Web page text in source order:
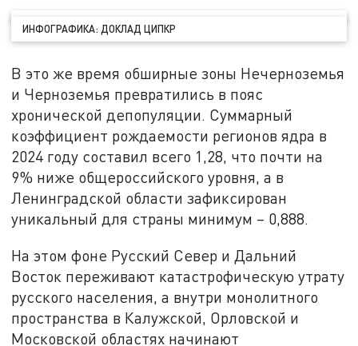
ИНФОГРАФИКА: ДОКЛАД ЦИПКР
В это же время обширные зоны Нечерноземья
и Черноземья превратились в пояс
хронической депопуляции. Суммарный
коэффициент рождаемости регионов ядра в
2024 году составил всего 1,28, что почти на
9% ниже общероссийского уровня, а в
Ленинградской области зафиксирован
уникальный для страны минимум – 0,888.
На этом фоне Русский Север и Дальний
Восток переживают катастрофическую утрату
русского населения, а внутри монолитного
пространства в Калужской, Орловской и
Московской областях начинают